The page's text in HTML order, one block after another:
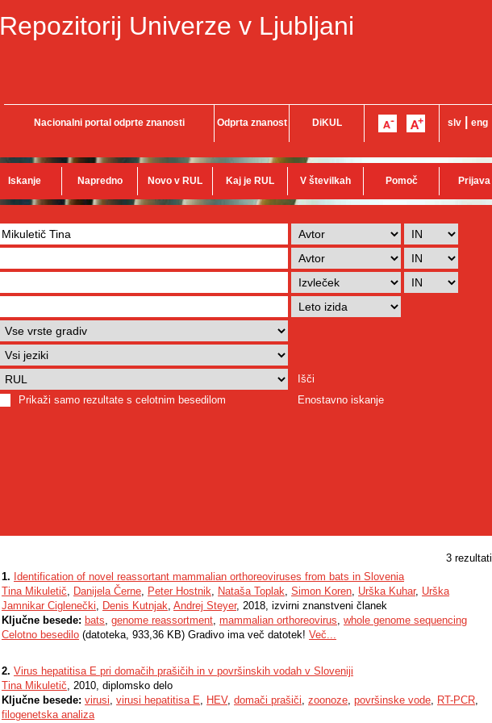
Repozitorij Univerze v Ljubljani
Nacionalni portal odprte znanosti Odprta znanost DiKUL slv eng
Iskanje Napredno Novo v RUL Kaj je RUL V številkah Pomoč Prijava
Išči
Prikaži samo rezultate s celotnim besedilom
Enostavno iskanje
3 rezultati
1. Identification of novel reassortant mammalian orthoreoviruses from bats in Slovenia
Tina Mikuletič, Danijela Černe, Peter Hostnik, Nataša Toplak, Simon Koren, Urška Kuhar, Urška
Jamnikar Ciglenečki, Denis Kutnjak, Andrej Steyer, 2018, izvirni znanstveni članek
Ključne besede: bats, genome reassortment, mammalian orthoreovirus, whole genome sequencing
Celotno besedilo (datoteka, 933,36 KB) Gradivo ima več datotek! Več...
2. Virus hepatitisa E pri domačih prašičih in v površinskih vodah v Sloveniji
Tina Mikuletič, 2010, diplomsko delo
Ključne besede: virusi, virusi hepatitisa E, HEV, domači prašiči, zoonoze, površinske vode, RT-PCR,
filogenetska analiza